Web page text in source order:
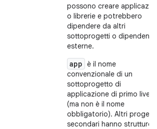
possono creare
o librerie e potrebbero
dipendere da altri
sottoprogetti o dipendenze
esterne.
app è il nome
convenzionale di un
sottoprogetto di
applicazione di primo livello
(ma non è il nome
obbligatorio). Altri progetti
secondari hanno strutture